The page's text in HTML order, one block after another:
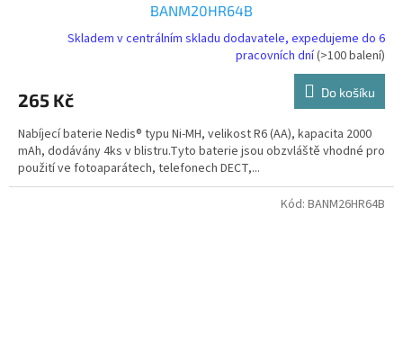
BANM20HR64B
Skladem v centrálním skladu dodavatele, expedujeme do 6
pracovních dní(>100 balení)
265 Kč Do košíku
Nabíjecí baterie Nedis® typu Ni-MH, velikost R6 (AA), kapacita 2000
mAh, dodávány 4ks v blistru.Tyto baterie jsou obzvláště vhodné pro
použití ve fotoaparátech, telefonech DECT,...
Kód: BANM26HR64B